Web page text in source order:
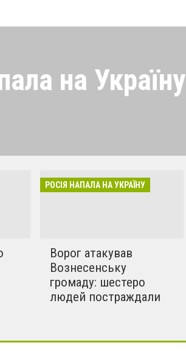
на Україну
в селах. Ми боремось
РОСІЯ НАПАЛА НА УКРАЇНУ
Ворог атакував
Вознесенську
громаду: шестеро
людей постраждали